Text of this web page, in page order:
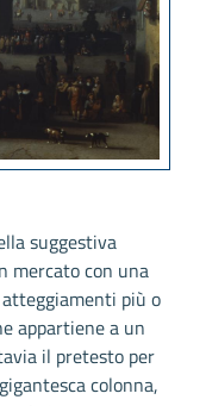
suggestiva
mercato con una
più o
appartiene a un
il pretesto per
colonna,